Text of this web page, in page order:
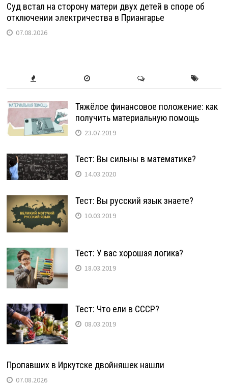
Суд встал на сторону матери двух детей в споре об
отключении электричества в Приангарье
07.08.2026
Тяжёлое финансовое положение: как
получить материальную помощь
23.07.2019
Тест: Вы сильны в математике?
14.03.2020
Тест: Вы русский язык знаете?
10.03.2019
Тест: У вас хорошая логика?
18.03.2019
Тест: Что ели в СССР?
08.03.2019
Пропавших в Иркутске двойняшек нашли
07.08.2026